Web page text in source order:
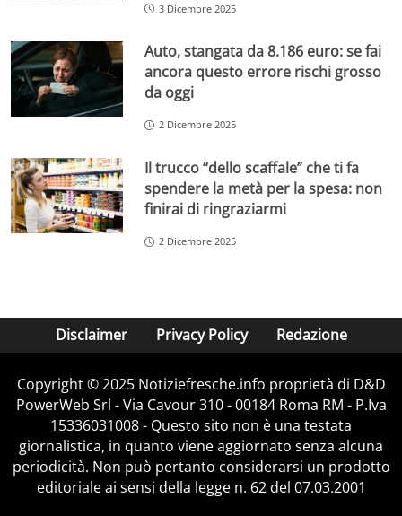
3 Dicembre 2025
Auto, stangata da 8.186 euro: se fai
ancora questo errore rischi grosso
da oggi
2 Dicembre 2025
Il trucco “dello scaffale” che ti fa
spendere la metà per la spesa: non
finirai di ringraziarmi
2 Dicembre 2025
Disclaimer Privacy Policy Redazione
Copyright © 2025 Notiziefresche.info proprietà di D&D
PowerWeb Srl - Via Cavour 310 - 00184 Roma RM - P.Iva
15336031008 - Questo sito non è una testata
giornalistica, in quanto viene aggiornato senza alcuna
periodicità. Non può pertanto considerarsi un prodotto
editoriale ai sensi della legge n. 62 del 07.03.2001